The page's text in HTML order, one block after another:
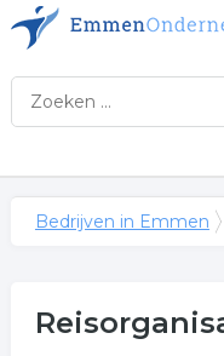
Bedrijven in Emmen